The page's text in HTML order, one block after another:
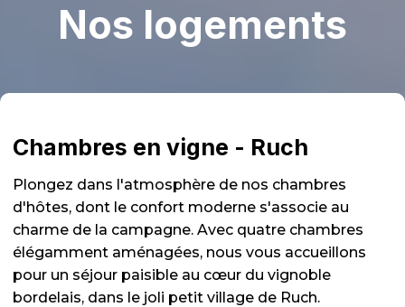
Nos logements
Chambres en vigne - Ruch
Plongez dans l'atmosphère de nos chambres
d'hôtes, dont le confort moderne s'associe au
charme de la campagne. Avec quatre chambres
élégamment aménagées, nous vous accueillons
pour un séjour paisible au cœur du vignoble
bordelais, dans le joli petit village de Ruch.